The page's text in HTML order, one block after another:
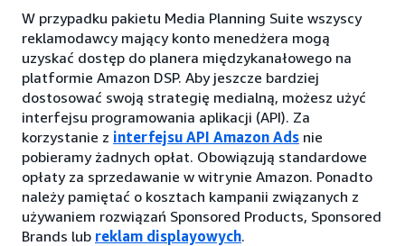
W przypadku pakietu Media Planning Suite wszyscy
reklamodawcy mający konto menedżera mogą
uzyskać dostęp do planera międzykanałowego na
platformie Amazon DSP. Aby jeszcze bardziej
dostosować swoją strategię medialną, możesz użyć
interfejsu programowania aplikacji (API). Za
korzystanie z interfejsu API Amazon Ads nie
pobieramy żadnych opłat. Obowiązują standardowe
opłaty za sprzedawanie w witrynie Amazon. Ponadto
należy pamiętać o kosztach kampanii związanych z
używaniem rozwiązań Sponsored Products, Sponsored
Brands lub reklam displayowych.